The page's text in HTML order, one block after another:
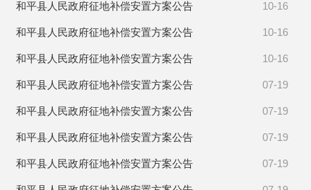
10-16
和平县人民政府征地补偿安置方案公告
10-16
和平县人民政府征地补偿安置方案公告
10-16
和平县人民政府征地补偿安置方案公告
07-19
和平县人民政府征地补偿安置方案公告
07-19
和平县人民政府征地补偿安置方案公告
07-19
和平县人民政府征地补偿安置方案公告
07-19
和平县人民政府征地补偿安置方案公告